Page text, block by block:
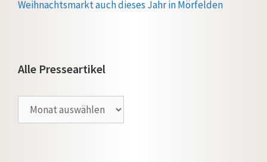
Weihnachtsmarkt auch dieses Jahr in Mörfelden
Alle Presseartikel
Presseartikel